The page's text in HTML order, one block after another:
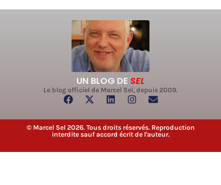
UN BLOG DE SEL
Le blog officiel de Marcel Sel, depuis 2009.
© Marcel Sel 2026. Tous droits réservés. Reproduction
interdite sauf accord écrit de l'auteur.